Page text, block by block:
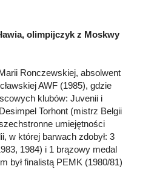
olimpijczyk z Moskwy
Ronczewskiej, absolwent
AWF (1985), gdzie
klubów: Juvenii i
Torhont (mistrz Belgii
umiejętności
w której barwach zdobył: 3
1984) i 1 brązowy medal
był finalistą PEMK (1980/81)